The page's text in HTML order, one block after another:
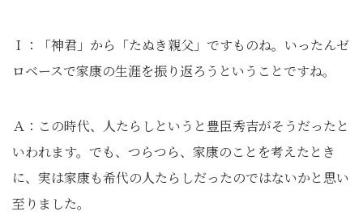
Ｉ：「神君」から「たぬき親父」ですものね。いったんゼ
ロベースで家康の生涯を振り返ろうということですね。
Ａ：この時代、人たらしというと豊臣秀吉がそうだったと
いわれます。でも、つらつら、家康のことを考えたとき
に、実は家康も希代の人たらしだったのではないかと思い
至りました。